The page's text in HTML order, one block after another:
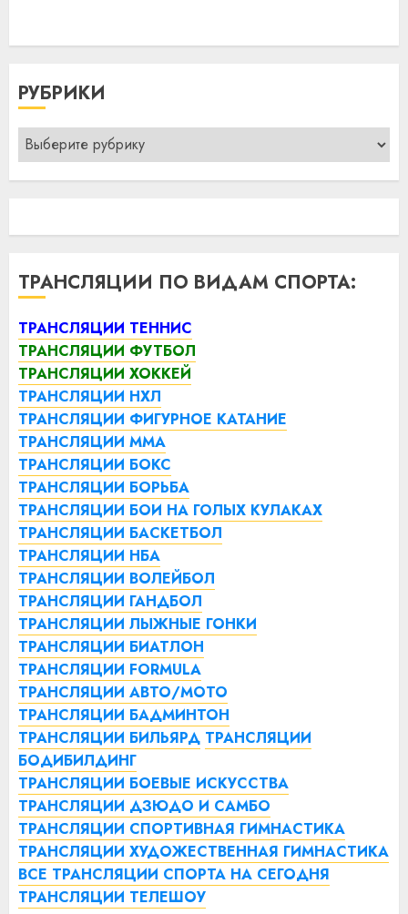
РУБРИКИ
Рубрики
ТРАНСЛЯЦИИ ПО ВИДАМ СПОРТА:
ТРАНСЛЯЦИИ ТЕННИС
ТРАНСЛЯЦИИ ФУТБОЛ
ТРАНСЛЯЦИИ ХОККЕЙ
ТРАНСЛЯЦИИ НХЛ
ТРАНСЛЯЦИИ ФИГУРНОЕ КАТАНИЕ
ТРАНСЛЯЦИИ ММА
ТРАНСЛЯЦИИ БОКС
ТРАНСЛЯЦИИ БОРЬБА
ТРАНСЛЯЦИИ БОИ НА ГОЛЫХ КУЛАКАХ
ТРАНСЛЯЦИИ БАСКЕТБОЛ
ТРАНСЛЯЦИИ НБА
ТРАНСЛЯЦИИ ВОЛЕЙБОЛ
ТРАНСЛЯЦИИ ГАНДБОЛ
ТРАНСЛЯЦИИ ЛЫЖНЫЕ ГОНКИ
ТРАНСЛЯЦИИ БИАТЛОН
ТРАНСЛЯЦИИ FORMULA
ТРАНСЛЯЦИИ АВТО/МОТО
ТРАНСЛЯЦИИ БАДМИНТОН
ТРАНСЛЯЦИИ БИЛЬЯРД ТРАНСЛЯЦИИ
БОДИБИЛДИНГ
ТРАНСЛЯЦИИ БОЕВЫЕ ИСКУССТВА
ТРАНСЛЯЦИИ ДЗЮДО И САМБО
ТРАНСЛЯЦИИ СПОРТИВНАЯ ГИМНАСТИКА
ТРАНСЛЯЦИИ ХУДОЖЕСТВЕННАЯ ГИМНАСТИКА
ВСЕ ТРАНСЛЯЦИИ СПОРТА НА СЕГОДНЯ
ТРАНСЛЯЦИИ ТЕЛЕШОУ